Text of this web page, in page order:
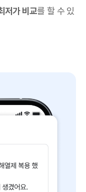
저가 비교를 할 수 있